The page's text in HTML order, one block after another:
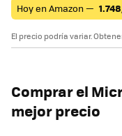
Hoy en Amazon —
El precio podría variar.
Comprar el
mejor precio